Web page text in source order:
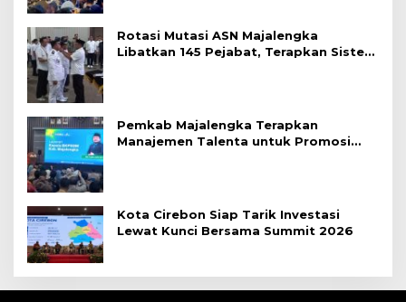
Rotasi Mutasi ASN Majalengka
Libatkan 145 Pejabat, Terapkan Sistem
Pemkab Majalengka Terapkan
Manajemen Talenta untuk Promosi
Kota Cirebon Siap Tarik Investasi
Lewat Kunci Bersama Summit 2026